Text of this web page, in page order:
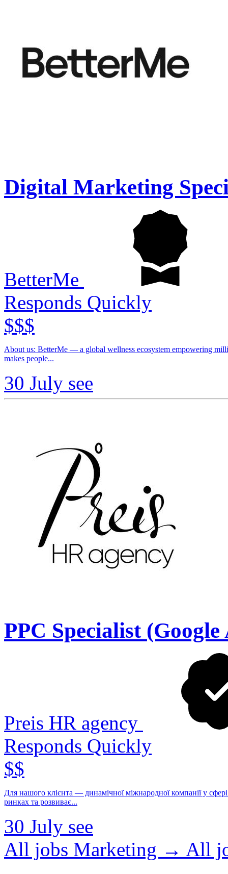
Digital Marketing
BetterMe
Responds Quickly
$$$
About us: BetterMe — a global wellness ecosystem empowering millions to become better — physically, mentally, and emotionally. We build what
makes people...
30 July see
PPC Specialist
Preis HR agency
Responds Quickly
$$
Для нашого клієнта — динамічної міжнародної компанії у
ринках та розвиває...
30 July see
All jobs Marketing → All